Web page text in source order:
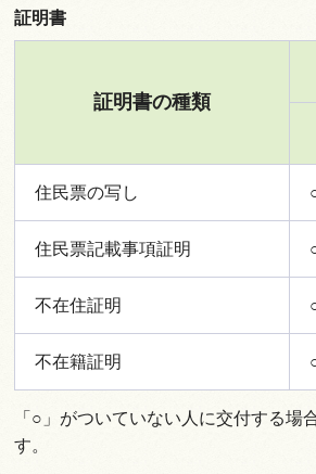
証明書
証明書の種類
住民票の写し
住民票記載事項証明
不在住証明
不在籍証明
「○」がついていない人に交付する場合
す。